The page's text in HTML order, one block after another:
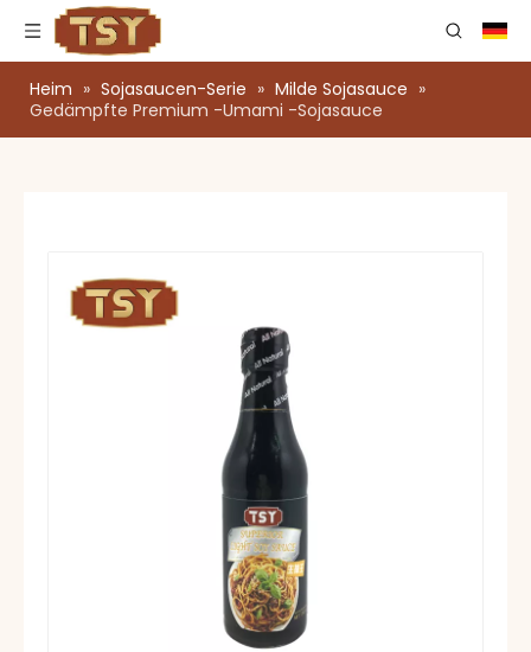
Heim » Sojasaucen-Serie » Milde Sojasauce »
Gedämpfte Premium -Umami -Sojasauce